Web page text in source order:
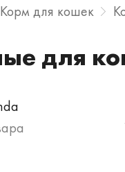
Корм для кошек
для